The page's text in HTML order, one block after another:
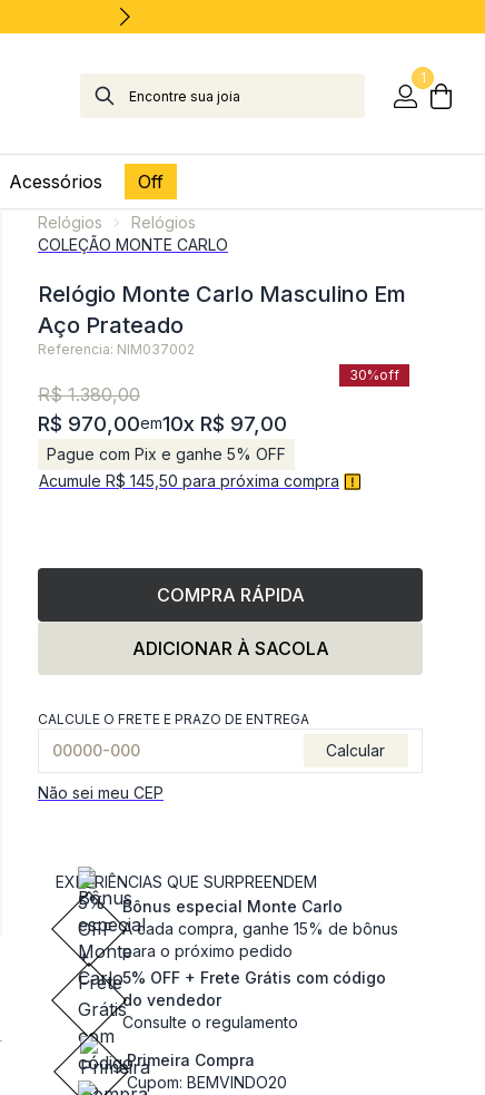
1
Acessórios Off
Relógios
Relógios
COLEÇÃO MONTE CARLO
Relógio Monte Carlo Masculino Em
Aço Prateado
Referencia: NIM037002
30%off
R$ 1.380,00
R$ 970,00em10x R$ 97,00
Pague com Pix e ganhe 5% OFF
Acumule R$ 145,50 para próxima compra
COMPRA RÁPIDA
ADICIONAR À SACOLA
CALCULE O FRETE E PRAZO DE ENTREGA
Calcular
Não sei meu CEP
EXPERIÊNCIAS QUE SURPREENDEM
Bônus especial Monte Carlo
A cada compra, ganhe 15% de bônus
para o próximo pedido
5% OFF + Frete Grátis com código
do vendedor
Consulte o regulamento
Primeira Compra
Cupom: BEMVINDO20